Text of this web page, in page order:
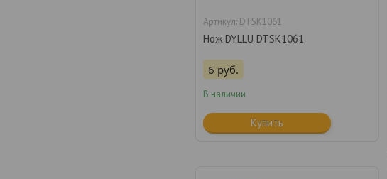
DTSK1061
Нож DYLLU DTSK1061
6 руб.
В наличии
Купить